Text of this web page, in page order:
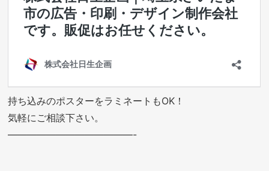
持ち込みのポスターをラミネートもOK！
気軽にご相談下さい。
—————————————-